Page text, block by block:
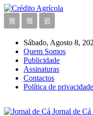
Sábado, Agosto 8,
Quem Somos
Publicidade
Assinaturas
Contactos
Política de privacidade
Jornal de